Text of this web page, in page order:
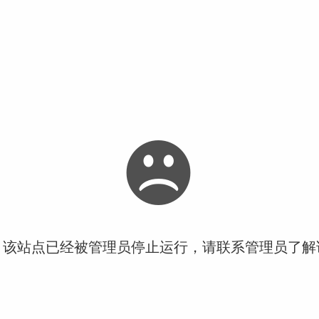
站点已经被管理员停止运行，请联系管理员了